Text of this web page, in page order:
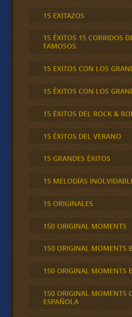
15 EXITAZOS
15 ÉXITOS 15 CORRIDOS
FAMOSOS
15 EXITOS CON LOS
15 ÉXITOS CON LOS
15 ÉXITOS DEL ROCK &
15 ÉXITOS DEL VERANO
15 GRANDES ÉXITOS
15 MELODÍAS
15 ORIGINALES
150 ORIGINAL MOMENTS
150 ORIGINAL MOMENTS
150 ORIGINAL MOMENTS
150 ORIGINAL MOMENTS
ESPAÑOLA